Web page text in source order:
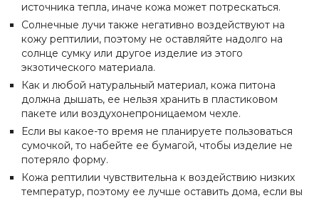
источника тепла, иначе кожа может потрескаться.
Солнечные лучи также негативно воздействуют на
кожу рептилии, поэтому не оставляйте надолго на
солнце сумку или другое изделие из этого
экзотического материала.
Как и любой натуральный материал, кожа питона
должна дышать, ее нельзя хранить в пластиковом
пакете или воздухонепроницаемом чехле.
Если вы какое-то время не планируете пользоваться
сумочкой, то набейте ее бумагой, чтобы изделие не
потеряло форму.
Кожа рептилии чувствительна к воздействию низких
температур, поэтому ее лучше оставить дома, если вы